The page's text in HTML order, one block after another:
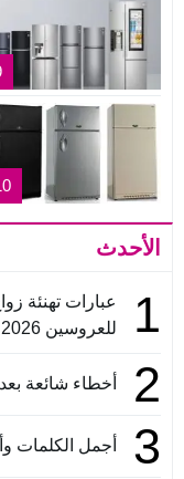
الأحدث
1
عبارات تهنئة
للعروسين 2026
2 أخطاء شائعة
3 أجمل الكلمات